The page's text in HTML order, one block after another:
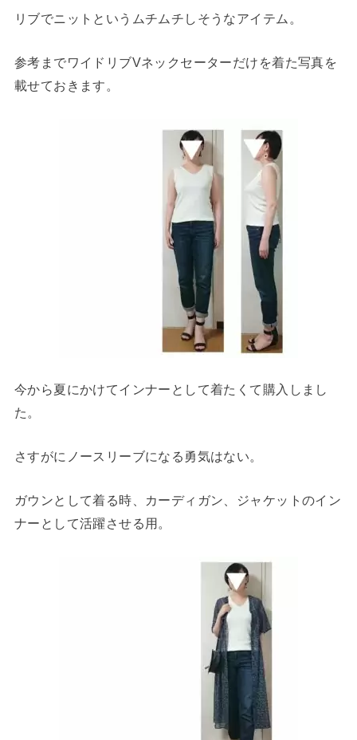
リブでニットというムチムチしそうなアイテム。
参考までワイドリブVネックセーターだけを着た写真を
載せておきます。
今から夏にかけてインナーとして着たくて購入しまし
た。
さすがにノースリーブになる勇気はない。
ガウンとして着る時、カーディガン、ジャケットのイン
ナーとして活躍させる用。